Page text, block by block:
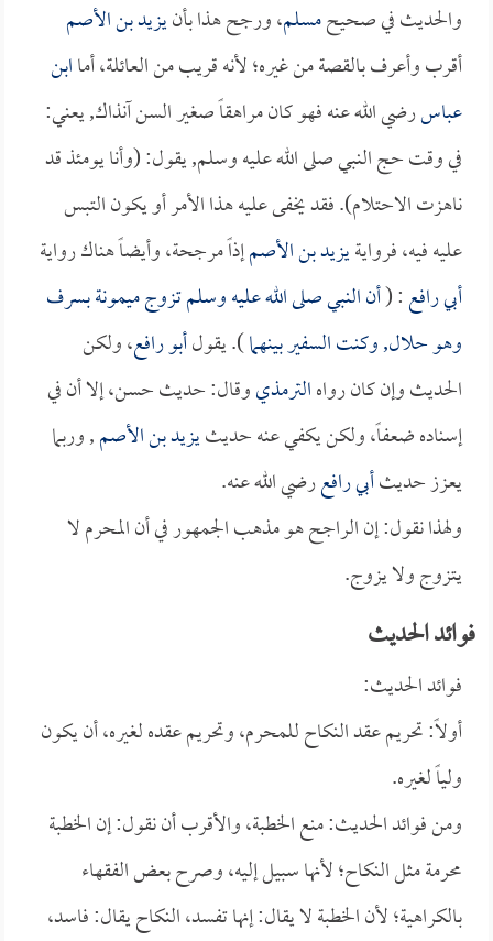
والحديث في صحيحمسلم، ورجح هذا بأنيزيد بن الأصم
أقرب وأعرف بالقصة من غيره؛ لأنه قريب من العائلة، أماابن
عباسرضي الله عنه فهو كان مراهقاً صغير السن آنذاك, يعني:
في وقت حج النبي صلى الله عليه وسلم, يقول: (وأنا يومئذ قد
ناهزت الاحتلام). فقد يخفى عليه هذا الأمر أو يكون التبس
عليه فيه، فروايةيزيد بن الأصمإذاً مرجحة، وأيضاً هناك رواية
أبي رافع: (أن النبي صلى الله عليه وسلم تزوجميمونةبـسرف
وهو حلال, وكنت السفير بينهما). يقولأبو رافع، ولكن
الحديث وإن كان رواهالترمذيوقال: حديث حسن، إلا أن في
إسناده ضعفاً، ولكن يكفي عنه حديثيزيد بن الأصم, وربما
يعزز حديثأبي رافعرضي الله عنه.
ولهذا نقول: إن الراجح هو مذهب الجمهور في أن المحرم لا
يتزوج ولا يزوج.
فوائد الحديث
فوائد الحديث:
أولاً: تحريم عقد النكاح للمحرم، وتحريم عقده لغيره، أن يكون
ولياً لغيره.
ومن فوائد الحديث: منع الخطبة، والأقرب أن نقول: إن الخطبة
محرمة مثل النكاح؛ لأنها سبيل إليه، وصرح بعض الفقهاء
بالكراهية؛ لأن الخطبة لا يقال: إنها تفسد، النكاح يقال: فاسد،